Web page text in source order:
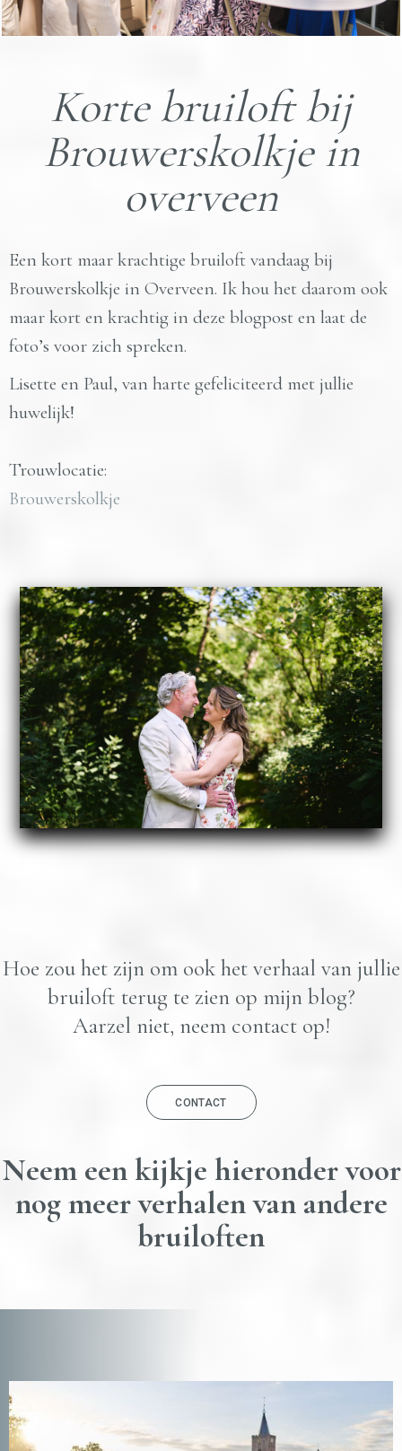
Korte bruiloft bij
Brouwerskolkje in
overveen
Een kort maar krachtige bruiloft vandaag bij
Brouwerskolkje in Overveen. Ik hou het daarom ook
maar kort en krachtig in deze blogpost en laat de
foto’s voor zich spreken.
Lisette en Paul, van harte gefeliciteerd met jullie
huwelijk!
Trouwlocatie:
Brouwerskolkje
Hoe zou het zijn om ook het verhaal van jullie
bruiloft terug te zien op mijn blog?
Aarzel niet, neem contact op!
CONTACT
Neem een kijkje hieronder voor
nog meer verhalen van andere
bruiloften